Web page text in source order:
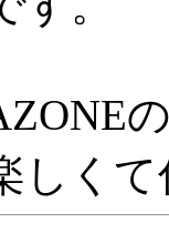
しく